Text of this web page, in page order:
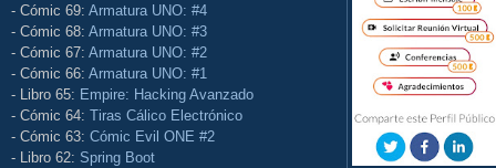
- Cómic 69: Armatura UNO: #4
- Cómic 68: Armatura UNO: #3
- Cómic 67: Armatura UNO: #2
- Cómic 66: Armatura UNO: #1
- Libro 65: Empire: Hacking Avanzado
- Cómic 64: Tiras Cálico Electrónico
- Cómic 63: Cómic Evil ONE #2
- Libro 62: Spring Boot